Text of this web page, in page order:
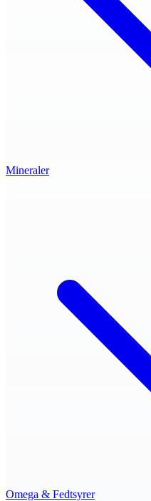
Mineraler
Omega & Fedtsyrer